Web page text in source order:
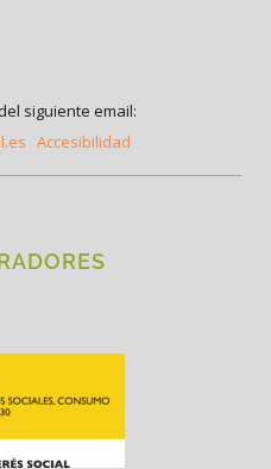
siguiente email:
Accesibilidad